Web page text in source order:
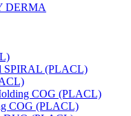
DERMA
SPIRAL (PLACL)
COG (PLACL)
COG (PLACL)